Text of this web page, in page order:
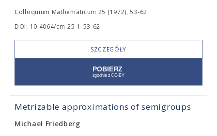
Colloquium Mathematicum 25 (1972), 53-62
DOI: 10.4064/cm-25-1-53-62
SZCZEGÓŁY
Metrizable approximations of semigroups
Michael Friedberg